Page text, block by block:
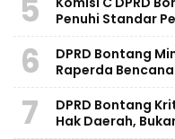
5
Penuhi Standar
6
DPRD Bontang
Raperda
7
DPRD Bontang
Hak Daerah,